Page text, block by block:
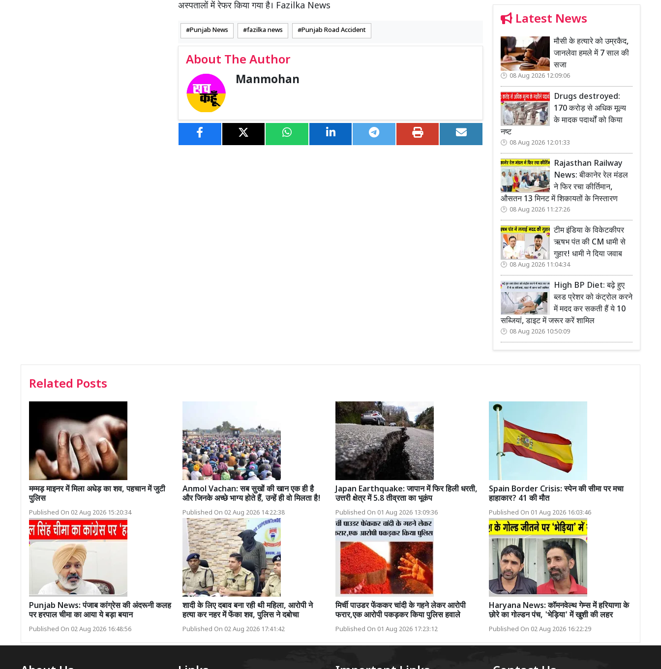
अस्पतालों में रेफर किया गया है। Fazilka News
Punjab News fazilka news Punjab Road Accident
About The Author
Manmohan
Latest News
मौसी के हत्यारे को उम्रकैद,
जानलेवा हमले में 7 साल की
सजा
08 Aug 2026 12:09:06
Drugs destroyed:
170 करोड़ से अधिक मूल्य
के मादक पदार्थों को किया
नष्ट
08 Aug 2026 12:01:33
Rajasthan Railway
News: बीकानेर रेल मंडल
ने फिर रचा कीर्तिमान,
औसतन 13 मिनट में शिकायतों के निस्तारण
08 Aug 2026 11:27:26
टीम इंडिया के विकेटकीपर
ऋषभ पंत की CM धामी से
गुहार! धामी ने दिया जवाब
08 Aug 2026 11:04:34
High BP Diet: बढ़े हुए
ब्लड प्रेशर को कंट्रोल करने
में मदद कर सकती हैं ये 10
सब्जियां, डाइट में जरूर करें शामिल
08 Aug 2026 10:50:09
Related Posts
मम्मड़ माइनर में मिला अधेड़ का शव, पहचान में जुटी
पुलिस
Published On 02 Aug 2026 15:20:34
Anmol Vachan: सब सुखों की खान एक ही है
और जिनके अच्छे भाग्य होते हैं, उन्हें ही वो मिलता है!
Published On 02 Aug 2026 14:22:38
Japan Earthquake: जापान में फिर हिली धरती,
उत्तरी क्षेत्र में 5.8 तीव्रता का भूकंप
Published On 01 Aug 2026 13:09:36
Spain Border Crisis: स्पेन की सीमा पर मचा
हाहाकार? 41 की मौत
Published On 01 Aug 2026 16:03:46
Punjab News: पंजाब कांग्रेस की अंदरूनी कलह
पर हरपाल चीमा का आया ये बड़ा बयान
Published On 02 Aug 2026 16:48:56
शादी के लिए दबाव बना रही थी महिला, आरोपी ने
हत्या कर नहर में फेंका शव, पुलिस ने दबोचा
Published On 02 Aug 2026 17:41:42
मिर्ची पाउडर फेंककर चांदी के गहने लेकर आरोपी
फरार,एक आरोपी पकड़कर किया पुलिस हवाले
Published On 01 Aug 2026 17:23:12
Haryana News: कॉमनवेल्थ गेम्स में हरियाणा के
छोरे का गोल्डन पंच, 'भेड़िया' में खुशी की लहर
Published On 02 Aug 2026 16:22:29